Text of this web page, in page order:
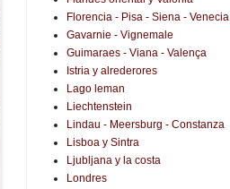
Florencia - Pisa - Siena - Venecia
Gavarnie - Vignemale
Guimaraes - Viana - Valença
Istria y alrederores
Lago leman
Liechtenstein
Lindau - Meersburg - Constanza
Lisboa y Sintra
Ljubljana y la costa
Londres